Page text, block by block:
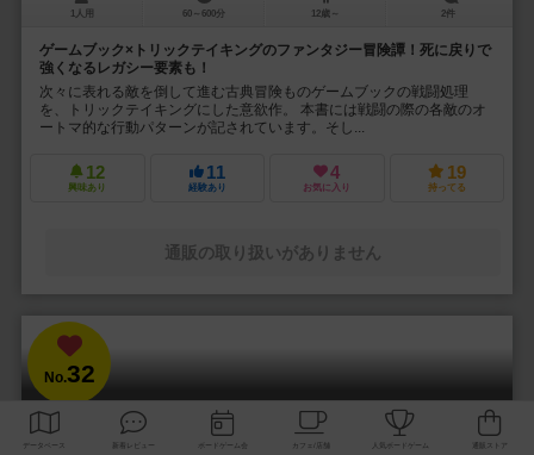
1人用 60～600分 12歳～ 2件
ゲームブック×トリックテイキングのファンタジー冒険譚！死に戻りで
強くなるレガシー要素も！
次々に表れる敵を倒して進む古典冒険ものゲームブックの戦闘処理
を、トリックテイキングにした意欲作。 本書には戦闘の際の各敵のオ
ートマ的な行動パターンが記されています。そし...
12
興味あり
11
経験あり
4
お気に入り
19
持ってる
通販の取り扱いがありません
No.32
ダイスキングヘゲモニー
King of the Dice: The Board Game